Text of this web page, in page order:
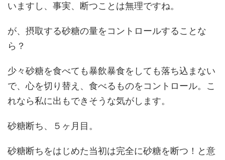
いますし、事実、断つことは無理ですね。
が、摂取する砂糖の量をコントロールすることな
ら？
少々砂糖を食べても暴飲暴食をしても落ち込まない
で、心を切り替え、食べるものをコントロール。こ
れなら私に出もできそうな気がします。
砂糖断ち、５ヶ月目。
砂糖断ちをはじめた当初は完全に砂糖を断つ！と意